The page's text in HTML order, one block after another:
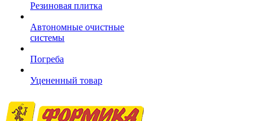
Резиновая плитка
Автономные очистные
системы
Погреба
Уцененный товар